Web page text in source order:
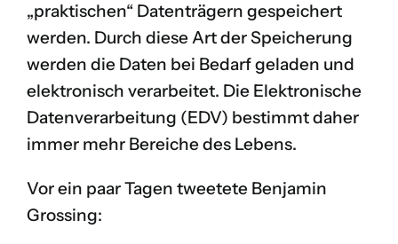
„praktischen“ Datenträgern gespeichert
werden. Durch diese Art der Speicherung
werden die Daten bei Bedarf geladen und
elektronisch verarbeitet. Die Elektronische
Datenverarbeitung (EDV) bestimmt daher
immer mehr Bereiche des Lebens.
Vor ein paar Tagen tweetete Benjamin
Grossing: